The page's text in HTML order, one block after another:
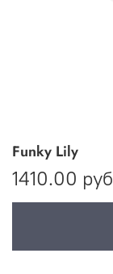
Funky Lily
1410.00 руб